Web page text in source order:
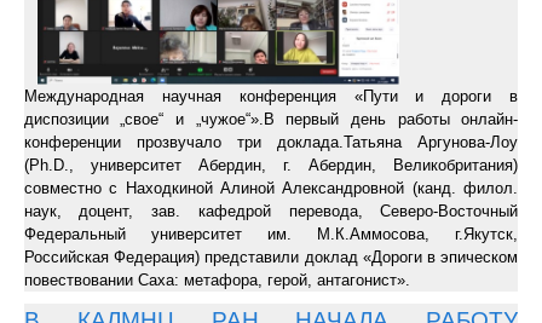
Международная научная конференция «Пути и дороги в
диспозиции „свое“ и „чужое“».В первый день работы онлайн-
конференции прозвучало три доклада.Татьяна Аргунова-Лоу
(Ph.D., университет Абердин, г. Абердин, Великобритания)
совместно с Находкиной Алиной Александровной (канд. филол.
наук, доцент, зав. кафедрой перевода, Северо-Восточный
Федеральный университет им. М.К.Аммосова, г.Якутск,
Российская Федерация) представили доклад «Дороги в эпическом
повествовании Саха: метафора, герой, антагонист».